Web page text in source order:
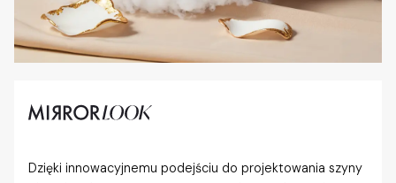
Dzięki innowacyjnemu podejściu do projektowania szyny